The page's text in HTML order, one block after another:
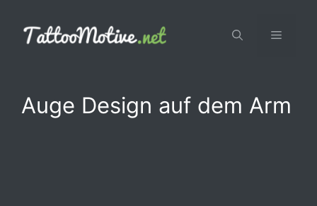
Inhalt
springen
Menü
Auge Design auf dem Arm